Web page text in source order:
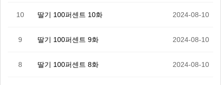
10 딸기 100퍼센트 10화 2024-08-10
9 딸기 100퍼센트 9화 2024-08-10
8 딸기 100퍼센트 8화 2024-08-10